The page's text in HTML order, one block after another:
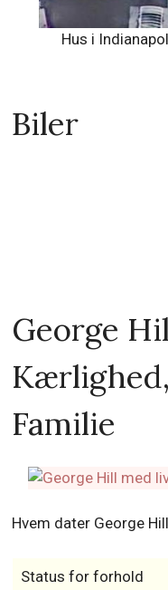
Hus i
Biler
George
Familie
Hvem dater George
Status for forhold